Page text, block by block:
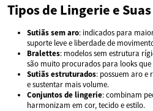
Tipos de Lingerie e
Sutiãs sem aro: indicados para
suporte leve e liberdade de
Bralettes: modelos sem estrutura
são muito procurados para looks
Sutiãs estruturados: possuem aro e
e sustentar mais volume.
Conjuntos de lingerie: combinam
harmonizam em cor, tecido e estilo.